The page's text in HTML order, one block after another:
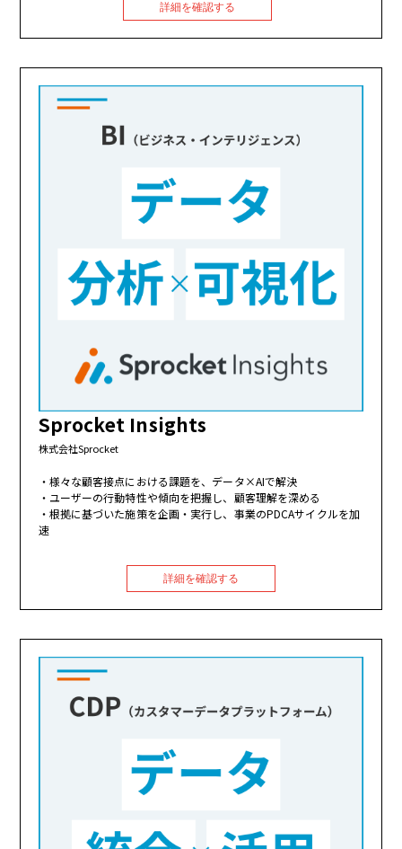
詳細を確認する
Sprocket Insights
株式会社Sprocket
様々な顧客接点における課題を、データ×AIで解決
ユーザーの行動特性や傾向を把握し、顧客理解を深める
根拠に基づいた施策を企画・実行し、事業のPDCAサイクルを加
速
詳細を確認する